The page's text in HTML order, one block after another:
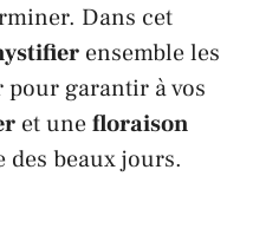
Dans cet
ensemble les
pour garantir à vos
et unefloraison
des beaux jours.